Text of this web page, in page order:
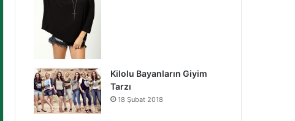
Kilolu Bayanların Giyim
Tarzı
18 Şubat 2018